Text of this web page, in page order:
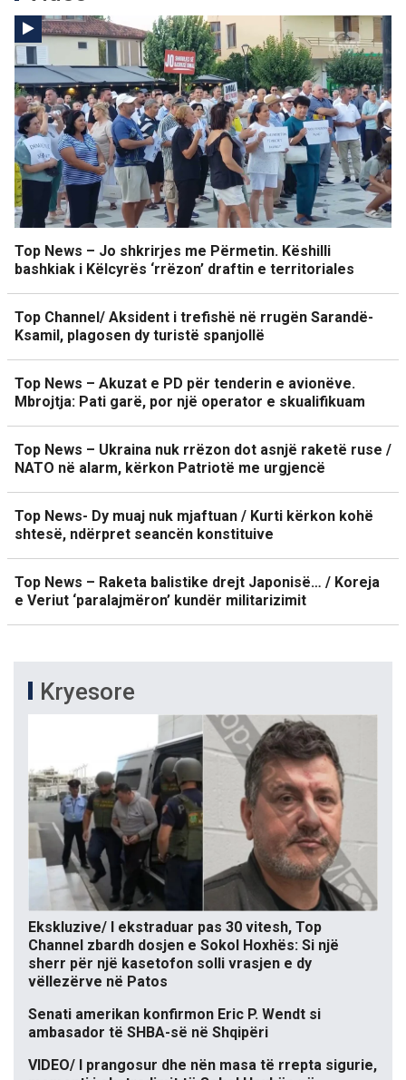
Top News – Jo shkrirjes me Përmetin. Këshilli
bashkiak i Këlcyrës ‘rrëzon’ draftin e territoriales
Top Channel/ Aksident i trefishë në rrugën Sarandë-
Ksamil, plagosen dy turistë spanjollë
Top News – Akuzat e PD për tenderin e avionëve.
Mbrojtja: Pati garë, por një operator e skualifikuam
Top News – Ukraina nuk rrëzon dot asnjë raketë ruse /
NATO në alarm, kërkon Patriotë me urgjencë
Top News- Dy muaj nuk mjaftuan / Kurti kërkon kohë
shtesë, ndërpret seancën konstituive
Top News – Raketa balistike drejt Japonisë… / Koreja
e Veriut ‘paralajmëron’ kundër militarizimit
Kryesore
Ekskluzive/ I ekstraduar pas 30 vitesh, Top
Channel zbardh dosjen e Sokol Hoxhës: Si një
sherr për një kasetofon solli vrasjen e dy
vëllezërve në Patos
Senati amerikan konfirmon Eric P. Wendt si
ambasador të SHBA-së në Shqipëri
VIDEO/ I prangosur dhe nën masa të rrepta sigurie,